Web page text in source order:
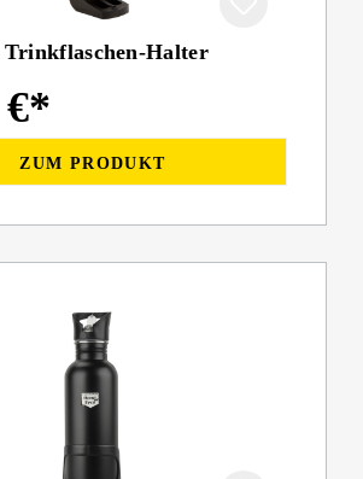
Halter
€*
ZUM PRODUKT